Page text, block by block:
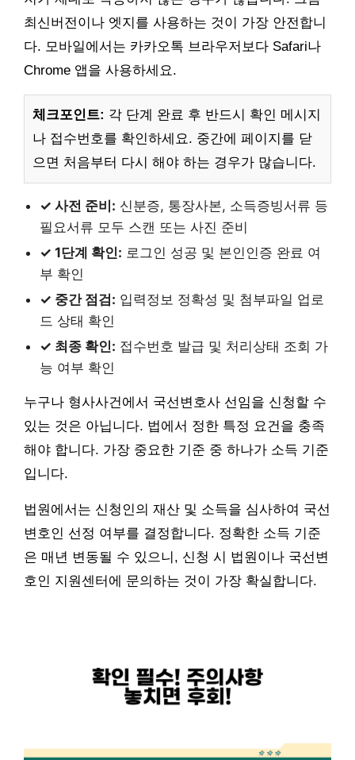
최신버전이나 엣지를 사용하는 것이 가장 안전합니
다. 모바일에서는 카카오톡 브라우저보다 Safari나
Chrome 앱을 사용하세요.
체크포인트: 각 단계 완료 후 반드시 확인 메시지
나 접수번호를 확인하세요. 중간에 페이지를 닫
으면 처음부터 다시 해야 하는 경우가 많습니다.
✓ 사전 준비: 신분증, 통장사본, 소득증빙서류 등
필요서류 모두 스캔 또는 사진 준비
✓ 1단계 확인: 로그인 성공 및 본인인증 완료 여
부 확인
✓ 중간 점검: 입력정보 정확성 및 첨부파일 업로
드 상태 확인
✓ 최종 확인: 접수번호 발급 및 처리상태 조회 가
능 여부 확인
누구나 형사사건에서 국선변호사 선임을 신청할 수
있는 것은 아닙니다. 법에서 정한 특정 요건을 충족
해야 합니다. 가장 중요한 기준 중 하나가 소득 기준
입니다.
법원에서는 신청인의 재산 및 소득을 심사하여 국선
변호인 선정 여부를 결정합니다. 정확한 소득 기준
은 매년 변동될 수 있으니, 신청 시 법원이나 국선변
호인 지원센터에 문의하는 것이 가장 확실합니다.